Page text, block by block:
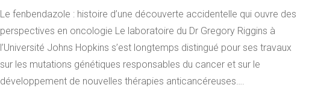
Le fenbendazole : histoire d’une découverte accidentelle qui ouvre des
perspectives en oncologie Le laboratoire du Dr Gregory Riggins à
l’Université Johns Hopkins s’est longtemps distingué pour ses travaux
sur les mutations génétiques responsables du cancer et sur le
développement de nouvelles thérapies anticancéreuses….